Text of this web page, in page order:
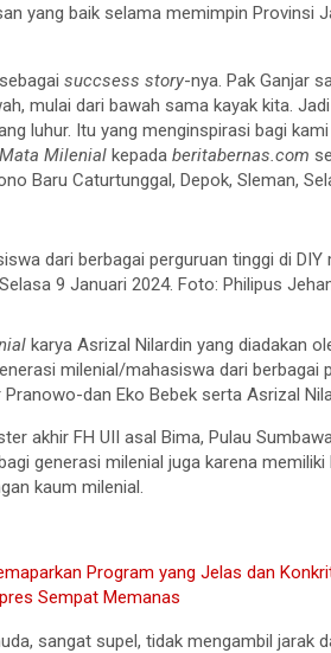
yang baik selama memimpin Provinsi
succsess story-nya. Pak Ganjar
mulai dari bawah sama kayak kita.
luhur. Itu yang menginspirasi bagi
Milenial kepada beritabernas.com
Baru Caturtunggal, Depok, Sleman,
dari berbagai perguruan tinggi di
9 Januari 2024. Foto: Philipus
karya Asrizal Nilardin yang diadakan
milenial/mahasiswa dari berbagai
dan Eko Bebek serta Asrizal
akhir FH UII asal Bima, Pulau
generasi milenial juga karena
kaum milenial.
Program yang Jelas dan
Sempat Memanas
sangat supel, tidak mengambil jarak